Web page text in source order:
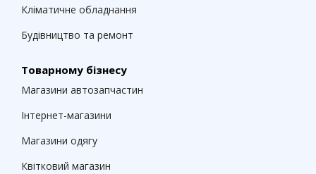
Кліматичне обладнання
Будівництво та ремонт
Товарному бізнесу
Магазини автозапчастин
Інтернет-магазини
Магазини одягу
Квітковий магазин